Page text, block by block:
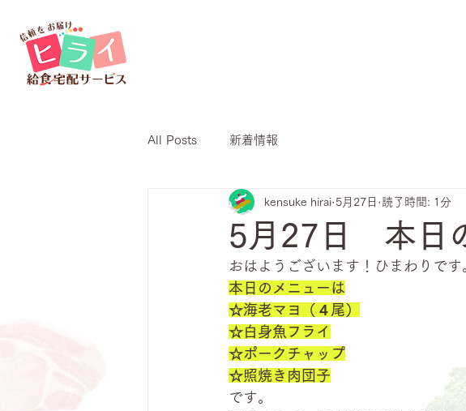
All Posts 新着情報
5月27日 本日
kensuke hirai 5月27日 読了時間: 1分
おはようございます！ひまわりです
本日のメニューは
☆海老マヨ（４尾）
☆白身魚フライ
☆ポークチャップ
☆照焼き肉団子
です。